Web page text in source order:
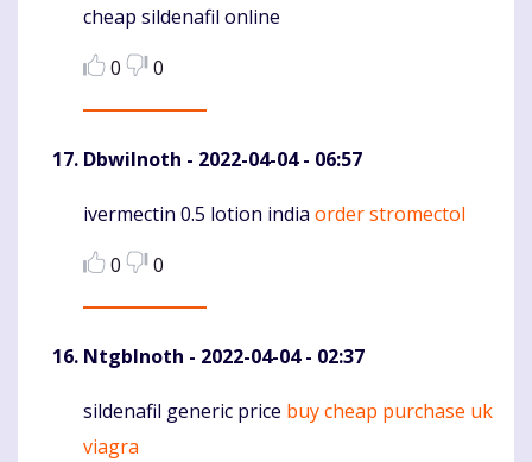
cheap sildenafil online
0
0
DbwiInoth - 2022-04-04 - 06:57
Komentaras
ivermectin 0.5 lotion india order stromectol
0
0
NtgbInoth - 2022-04-04 - 02:37
Komentaras
sildenafil generic price buy cheap purchase uk
viagra